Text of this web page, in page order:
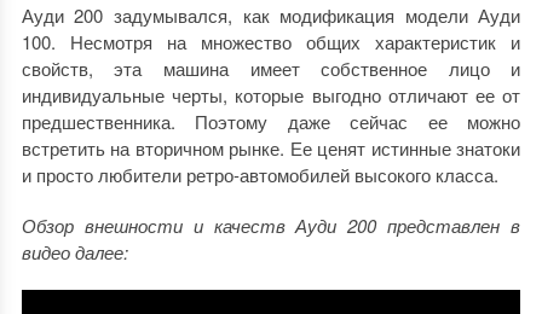
Ауди 200 задумывался, как модификация модели Ауди
100. Несмотря на множество общих характеристик и
свойств, эта машина имеет собственное лицо и
индивидуальные черты, которые выгодно отличают ее от
предшественника. Поэтому даже сейчас ее можно
встретить на вторичном рынке. Ее ценят истинные знатоки
и просто любители ретро-автомобилей высокого класса.
Обзор внешности и качеств Ауди 200 представлен в
видео далее: